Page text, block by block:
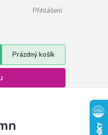
od smlouvy
Přihlášení
Nákupní
košík
Prázdný košík